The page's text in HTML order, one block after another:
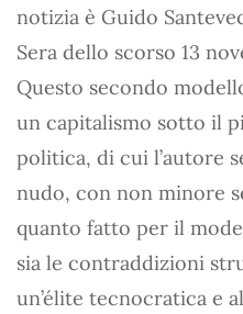
notizia è Guido
Sera dello scorso 13
Questo secondo
un capitalismo sotto il
politica, di cui l’autore
nudo, con non minore
quanto fatto per il
sia le contraddizioni
un’élite tecnocratica e